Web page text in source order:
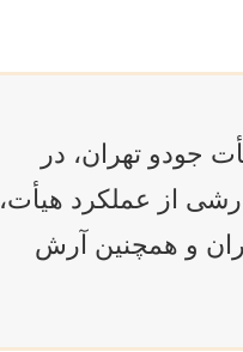
جودو تهران، در
از عملکرد هیأت،
و همچنین آرش